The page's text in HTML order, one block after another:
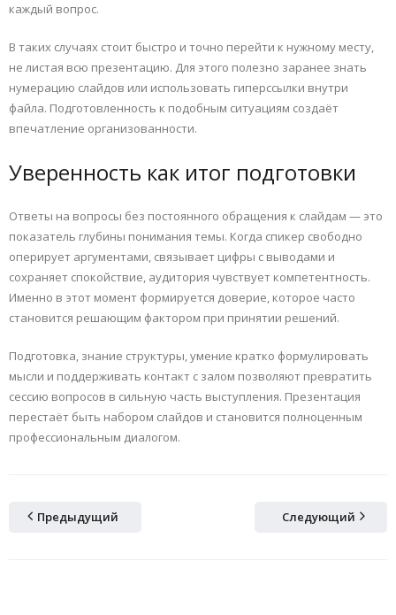
каждый вопрос.
В таких случаях стоит быстро и точно перейти к нужному месту,
не листая всю презентацию. Для этого полезно заранее знать
нумерацию слайдов или использовать гиперссылки внутри
файла. Подготовленность к подобным ситуациям создаёт
впечатление организованности.
Уверенность как итог подготовки
Ответы на вопросы без постоянного обращения к слайдам — это
показатель глубины понимания темы. Когда спикер свободно
оперирует аргументами, связывает цифры с выводами и
сохраняет спокойствие, аудитория чувствует компетентность.
Именно в этот момент формируется доверие, которое часто
становится решающим фактором при принятии решений.
Подготовка, знание структуры, умение кратко формулировать
мысли и поддерживать контакт с залом позволяют превратить
сессию вопросов в сильную часть выступления. Презентация
перестаёт быть набором слайдов и становится полноценным
профессиональным диалогом.
Предыдущий Следующий